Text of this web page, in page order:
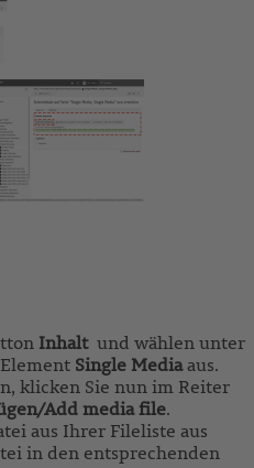
Inhaltund wählen unter
Single Mediaaus.
klicken Sie nun im Reiter
Add media file.
aus Ihrer Fileliste aus
in den entsprechenden